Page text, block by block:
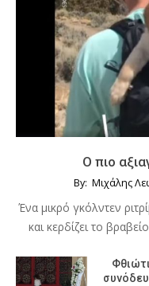
Ο πιο
By: Μιχάλης
Ένα μικρό γκόλντεν
και κερδίζει το